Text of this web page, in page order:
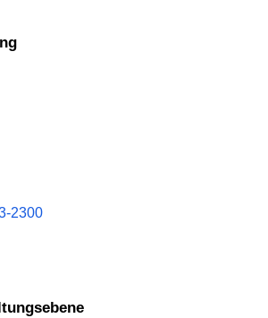
2300